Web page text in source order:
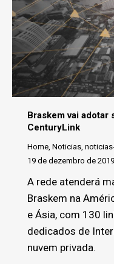
Braskem vai adotar
CenturyLink
Home Noticias
19 de dezembro de 2019
A rede atenderá
Braskem na
e Ásia, com 130
dedicados de
nuvem privada.